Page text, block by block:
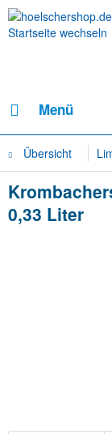
Menü
Übersicht
0,33 Liter